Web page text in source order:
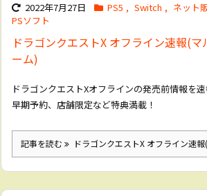
2022年7月27日 PS5 , Switch , ネット
PSソフト
ドラゴンクエストX オフライン速報(
ーム)
ドラゴンクエストXオフラインの発売前情報を
早期予約、店舗限定など特典満載！
記事を読む ドラゴンクエストX オフライン速